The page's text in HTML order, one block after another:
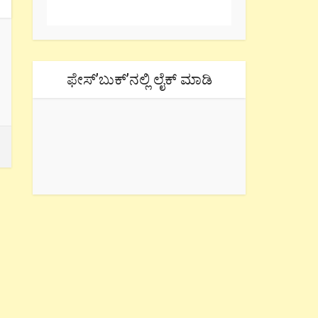
ಫೇಸ್’ಬುಕ್’ನಲ್ಲಿ ಲೈಕ್ ಮಾಡಿ